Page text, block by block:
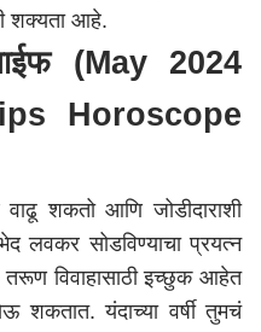
शक्यता आहे.
(May 2024
Horoscope
शकतो आणि जोडीदाराशी
लवकर सोडविण्याचा प्रयत्न
विवाहासाठी इच्छुक आहेत
शकतात. यंदाच्या वर्षी तुमचं